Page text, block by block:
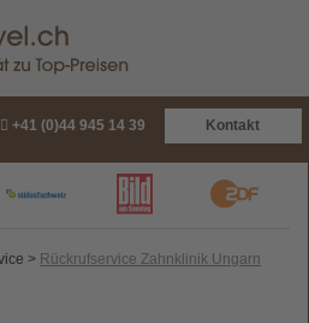
+41 (0)44 945 14 39 Kontakt
> Rückrufservice Zahnklinik Ungarn